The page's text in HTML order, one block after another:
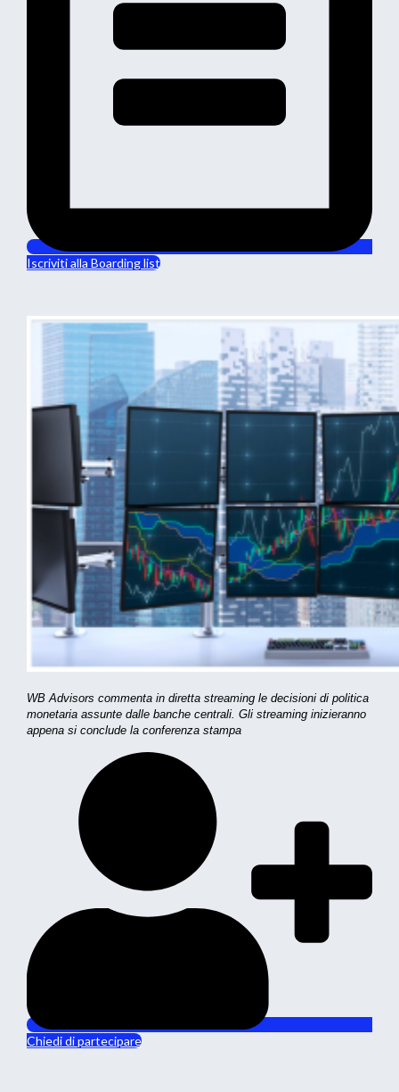
Iscriviti alla Boarding list
WB Advisors commenta in diretta streaming le decisioni di politica
monetaria assunte dalle banche centrali. Gli streaming inizieranno
appena si conclude la conferenza stampa
Chiedi di partecipare